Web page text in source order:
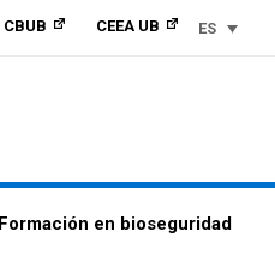
ES
CBUB CEEA UB
Formación en bioseguridad